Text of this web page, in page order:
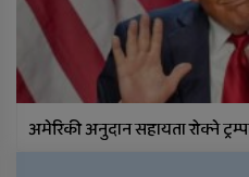
अमेरिकी अनुदान सहायता रोक्ने